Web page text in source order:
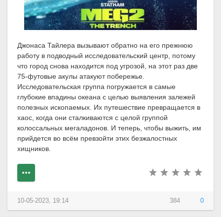
Джонаса Тайлера вызывают обратно на его прежнюю
работу в подводный исследовательский центр, потому
что город снова находится под угрозой, на этот раз две
75-футовые акулы атакуют побережье.
Исследовательская группа погружается в самые
глубокие впадины океана с целью выявления залежей
полезных ископаемых. Их путешествие превращается в
хаос, когда они сталкиваются с целой группой
колоссальных мегаладонов. И теперь, чтобы выжить, им
прийдется во всём превзойти этих безжалостных
хищников.
384 0
10-05-2023, 19:14